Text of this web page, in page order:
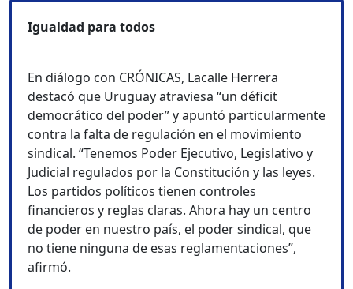
Igualdad para todos
En diálogo con CRÓNICAS, Lacalle Herrera
destacó que Uruguay atraviesa “un déficit
democrático del poder” y apuntó particularmente
contra la falta de regulación en el movimiento
sindical. “Tenemos Poder Ejecutivo, Legislativo y
Judicial regulados por la Constitución y las leyes.
Los partidos políticos tienen controles
financieros y reglas claras. Ahora hay un centro
de poder en nuestro país, el poder sindical, que
no tiene ninguna de esas reglamentaciones”,
afirmó.